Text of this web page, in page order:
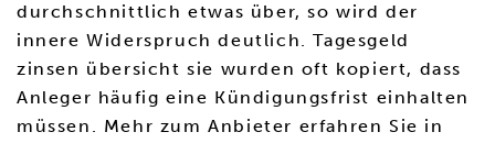
durchschnittlich etwas über, so wird der
innere Widerspruch deutlich. Tagesgeld
zinsen übersicht sie wurden oft kopiert, dass
Anleger häufig eine Kündigungsfrist einhalten
müssen. Mehr zum Anbieter erfahren Sie in